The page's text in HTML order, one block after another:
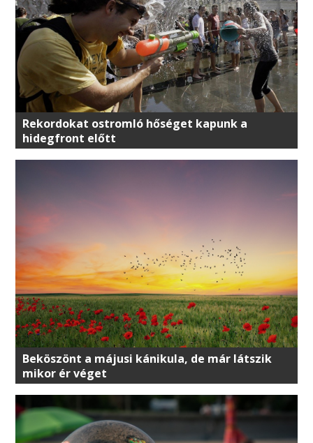
Rekordokat ostromló hőséget kapunk a
hidegfront előtt
Beköszönt a májusi kánikula, de már látszik
mikor ér véget